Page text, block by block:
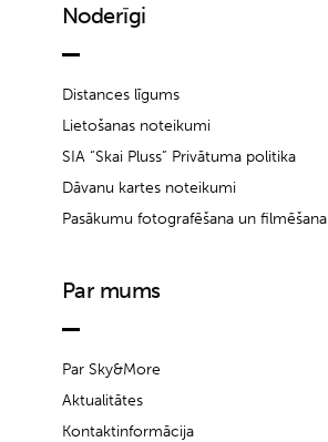
Noderīgi
Distances līgums
Lietošanas noteikumi
SIA “Skai Pluss” Privātuma politika
Dāvanu kartes noteikumi
Pasākumu fotografēšana un filmēšana
Par mums
Par Sky&More
Aktualitātes
Kontaktinformācija